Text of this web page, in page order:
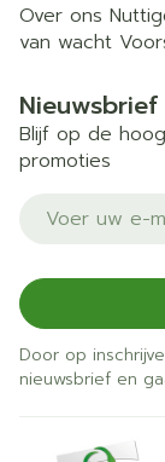
Over ons
van wacht
Nieuwsbrief
Blijf op de
promoties
E-mail adres
Door op
nieuwsbrief en